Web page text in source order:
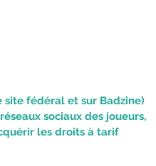
fédéral et sur Badzine)
sociaux des joueurs,
les droits à tarif